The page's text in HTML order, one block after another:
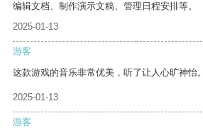
编辑文档、制作演示文稿、管理日程安排等。
2025-01-13
游客
这款游戏的音乐非常优美，听了让人心旷神怡。
2025-01-13
游客